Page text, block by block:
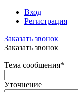
Вход
Регистрация
Заказать звонок
Заказать звонок
Тема сообщения*
Уточнение